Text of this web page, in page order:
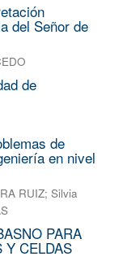
del Señor de
de
de
en nivel
RUIZ; Silvia
PARA
Y CELDAS